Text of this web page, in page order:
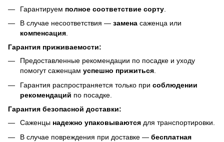
Гарантируем полное соответствие сорту
В случае несоответствия — замена саженца или
компенсация
Гарантия приживаемости:
Предоставленные рекомендации по посадке и уходу
помогут саженцам успешно прижиться.
Гарантия распространяется только при соблюдении
рекомендаций по посадке.
Гарантия безопасной доставки:
Саженцы надежно упаковываются для транспортировки.
В случае повреждения при доставке — бесплатная